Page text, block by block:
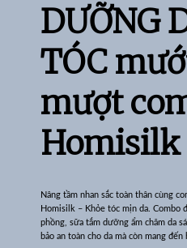
DƯỠNG
TÓC
mượt
Homisilk
Nâng tầm nhan sắc toàn thân cùng
Homisilk – Khỏe tóc mịn da. Combo
phồng, sữa tắm dưỡng ẩm chăm da
bảo an toàn cho da mà còn mang